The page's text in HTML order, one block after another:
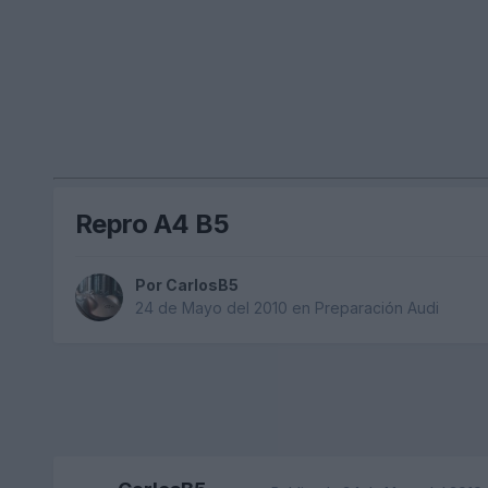
Repro A4 B5
Por CarlosB5
24 de Mayo del 2010 en Preparación Audi